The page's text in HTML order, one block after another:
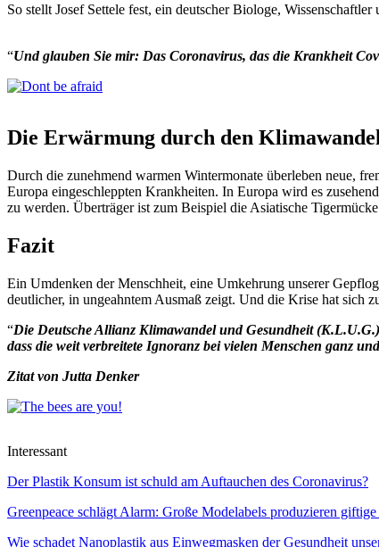
So stellt Josef Settele fest, ein deutscher Biologe,
“Und glauben Sie mir: Das Coronavirus, das die Krankheit
Die Erwärmung durch den
Durch die zunehmend warmen Wintermonate überleben neue,
Europa eingeschleppten Krankheiten. In Europa wird es
zu werden. Überträger ist zum Beispiel die Asiatische
Fazit
Ein Umdenken der Menschheit, eine Umkehrung unserer
deutlicher, in ungeahntem Ausmaß zeigt. Und die Krise hat sich
“Die Deutsche Allianz Klimawandel und Gesundheit
dass die weit verbreitete Ignoranz bei vielen Menschen ganz
Zitat von Jutta Denker
Interessant
Der Plastik Konsum ist schuld am Auftauchen des Coronavirus?
Greenpeace schlägt Alarm: Große Modelabels produzieren
Wie schadet Nanoplastik aus Einwegmasken der Gesundheit